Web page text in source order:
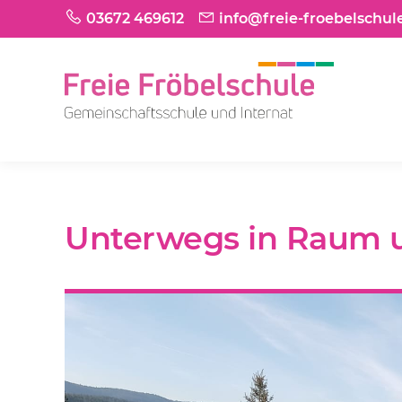
03672 469612 info@freie-
Unterwegs in Raum